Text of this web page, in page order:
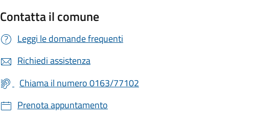
Contatta il comune
Leggi le domande frequenti
Richiedi assistenza
Chiama il numero 0163/77102
Prenota appuntamento